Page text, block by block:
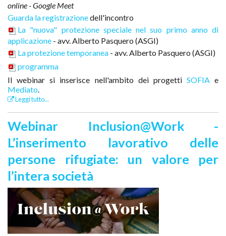
online - Google Meet
Guarda la registrazionedell'incontro
La "nuova" protezione speciale nel suo primo anno di
applicazione - avv. Alberto Pasquero (ASGI)
La protezione temporanea - avv. Alberto Pasquero (ASGI)
programma
Il webinar si inserisce nell'ambito dei progetti SOFIA e
Mediato.
Leggi tutto...
Webinar Inclusion@Work -
L’inserimento lavorativo delle
persone rifugiate: un valore per
l’intera società